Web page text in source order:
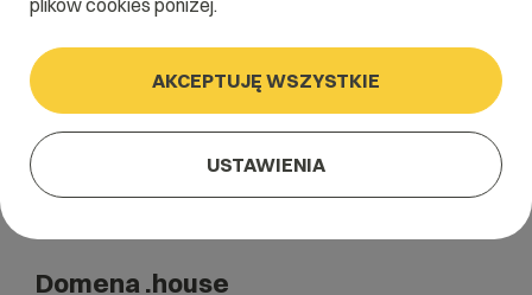
Domena .house
plików cookies poniżej.
AKCEPTUJĘ WSZYSTKIE
USTAWIENIA